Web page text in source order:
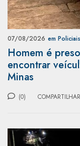
07/08/2026 em Policiais
Homem é
encontrar
Minas
(0) COMPARTILHAR